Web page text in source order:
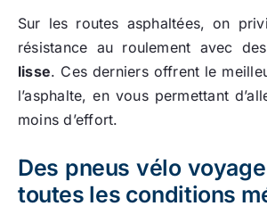
Sur les routes asphaltées, on
résistance au roulement avec
lisse. Ces derniers offrent le
l’asphalte, en vous permettant
moins d’effort.
Des pneus vélo
toutes les conditions